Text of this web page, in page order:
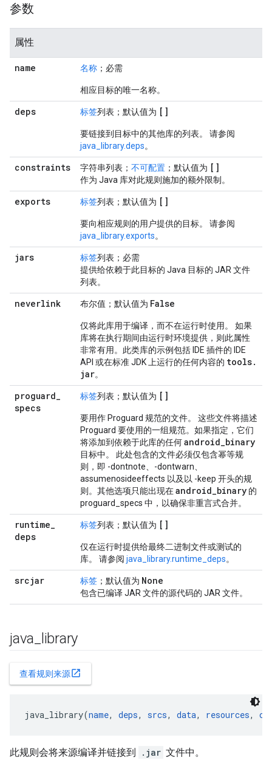
参数
属性
name 名称 ；必需
相应目标的唯一名称。
deps 标签列表；默认值为 []
要链接到目标中的其他库的列表。 请参阅
java_library.deps。
constraints 字符串列表； 不可配置 ；默认值为 []
作为 Java 库对此规则施加的额外限制。
exports 标签列表；默认值为 []
要向相应规则的用户提供的目标。 请参阅
java_library.exports。
jars 标签列表；必需
提供给依赖于此目标的 Java 目标的 JAR 文件
列表。
neverlink 布尔值；默认值为 False
仅将此库用于编译，而不在运行时使用。 如果
库将在执行期间由运行时环境提供，则此属性
非常有用。此类库的示例包括 IDE 插件的 IDE
API 或在标准 JDK 上运行的任何内容的 tools.
jar。
proguard_
specs
标签列表；默认值为 []
要用作 Proguard 规范的文件。 这些文件将描述
Proguard 要使用的一组规范。如果指定，它们
将添加到依赖于此库的任何android_binary
目标中。 此处包含的文件必须仅包含幂等规
则，即 -dontnote、-dontwarn、
assumenosideeffects 以及以 -keep 开头的规
则。其他选项只能出现在android_binary 的
proguard_specs 中，以确保非重言式合并。
runtime_
deps
标签列表；默认值为 []
仅在运行时提供给最终二进制文件或测试的
库。 请参阅 java_library.runtime_deps。
srcjar 标签 ；默认值为 None
包含已编译 JAR 文件的源代码的 JAR 文件。
java library
查看规则来源open_in_new
java_library(name, deps, srcs, data, resources,
此规则会将来源编译并链接到 .jar 文件中。